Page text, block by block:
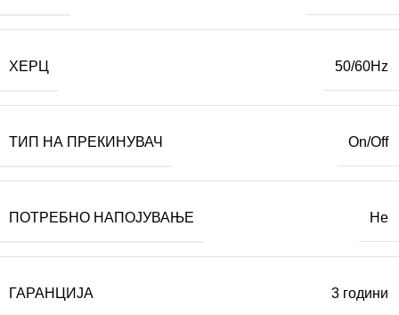
ХЕРЦ 50/60Hz
ТИП НА ПРЕКИНУВАЧ On/Off
ПОТРЕБНО НАПОЈУВАЊЕ Не
ГАРАНЦИЈА 3 години